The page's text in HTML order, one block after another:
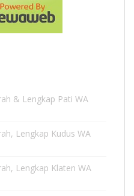
& Lengkap Pati WA
Lengkap Kudus WA
Lengkap Klaten WA